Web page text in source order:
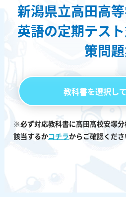
新潟県立高田高
英語の定期テス
策問
教科書を選択し
※必ず対応教科書に高田高校安塚
該当するかコチラからご確認くださ